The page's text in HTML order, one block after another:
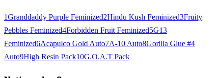
1Granddaddy Purple Feminized2Hindu Kush Feminized3Fruity
Pebbles Feminized4Forbidden Fruit Feminized5G13
Feminized6Acapulco Gold Auto7A-10 Auto8Gorilla Glue #4
Auto9High Resin Pack10G.O.A.T Pack